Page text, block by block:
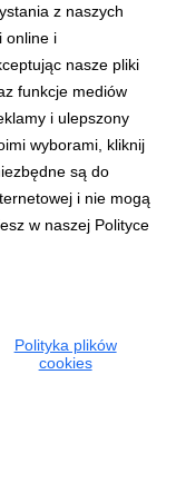
z naszych
online i
nasze pliki
funkcje mediów
i ulepszony
wyborami, kliknij
są do
i nie mogą
w naszej Polityce
Polityka plików
cookies